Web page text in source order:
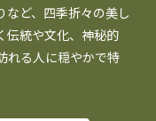
ど、四季折々の美し
伝統や文化、神秘的
れる人に穏やかで特